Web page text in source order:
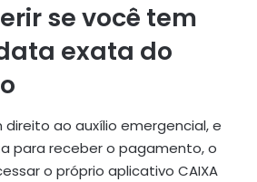
se você tem
exata do
ao auxílio emergencial, e
para receber o pagamento, o
o próprio aplicativo CAIXA